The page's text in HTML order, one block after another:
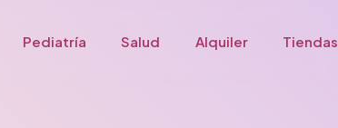
Pediatría Salud Alquiler Tiendas